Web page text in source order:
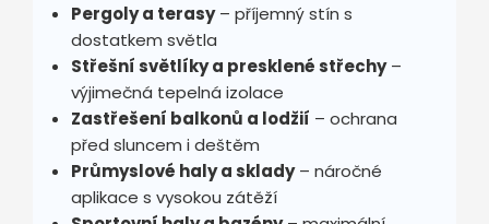
Pergoly a terasy– příjemný stín s
dostatkem světla
Střešní světlíky a presklené střechy–
výjimečná tepelná izolace
Zastřešení balkonů a lodžií – ochrana
před sluncem i deštěm
Průmyslové haly a sklady– náročné
aplikace s vysokou zátěží